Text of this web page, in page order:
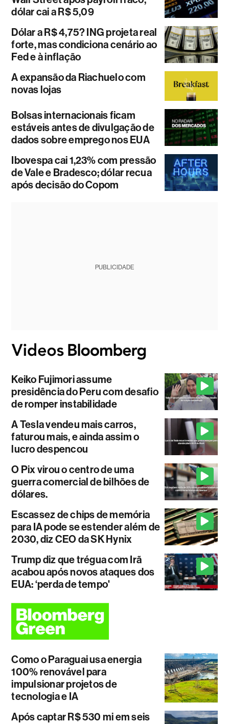
dólar cai a R$ 5,09
Dólar a R$ 4,75? ING projeta real
forte, mas condiciona cenário ao
Fed e à inflação
A expansão da Riachuelo com
novas lojas
Bolsas internacionais ficam
estáveis antes de divulgação de
dados sobre emprego nos EUA
Ibovespa cai 1,23% com pressão
de Vale e Bradesco; dólar recua
após decisão do Copom
PUBLICIDADE
Keiko Fujimori assume
presidência do Peru com desafio
de romper instabilidade
A Tesla vendeu mais carros,
faturou mais, e ainda assim o
lucro despencou
O Pix virou o centro de uma
guerra comercial de bilhões de
dólares.
Escassez de chips de memória
para IA pode se estender além de
2030, diz CEO da SK Hynix
Trump diz que trégua com Irã
acabou após novos ataques dos
EUA: ‘perda de tempo'
Como o Paraguai usa energia
100% renovável para
impulsionar projetos de
tecnologia e IA
Após captar R$ 530 mi em seis